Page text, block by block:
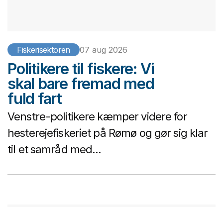
Fiskerisektoren 07 aug 2026
Politikere til fiskere: Vi
skal bare fremad med
fuld fart
Venstre-politikere kæmper videre for
hesterejefiskeriet på Rømø og gør sig klar
til et samråd med...